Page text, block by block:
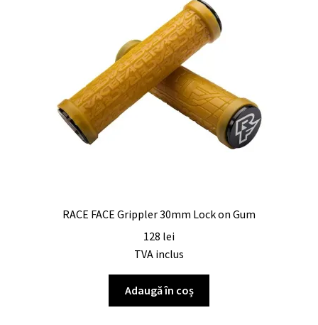
RACE FACE Grippler 30mm Lock on Gum
128 lei
TVA inclus
Adaugă în coș